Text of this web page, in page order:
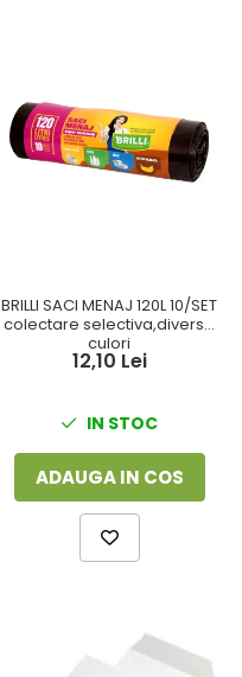
BRILLI SACI MENAJ 120L 10/SET
colectare selectiva,diverse
culori
12,10 Lei
IN STOC
ADAUGA IN COS